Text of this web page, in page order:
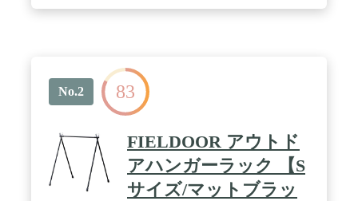
ラルミンを採用】 アウトドアハンガーラックは材質
にもこだわりました。 材質は強度あるA7075超々ジ
ュラルミンを採用。 コンパクトで軽量な上、強度あ
るアイテムに作り上げました / サイズ 組立時 :
(約)114.5cm×93cm×111.5cm 収納時 :
(約)50cm×10cm×10cm 材質 A7075 超々ジュラルミン
重量 (約)1.3kg 耐荷重 20kg ※本製品は焚き火用ハン
ガーではありません。火の近くでは使用しないでく
ださい。 ※こちらはハンガーラック本体のみです。
No.2 83
FIELDOOR アウトド
アハンガーラック 【S
サイズ/マットブラッ